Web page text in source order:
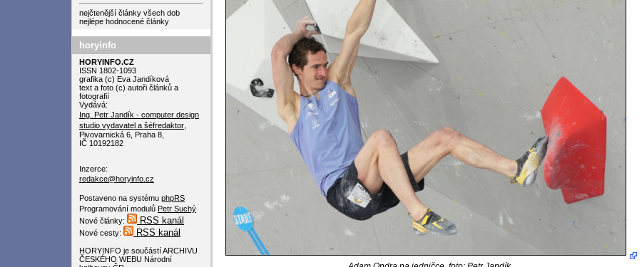
nejčtenější články všech dob
nejlépe hodnocené články
horyinfo
HORYINFO.CZ
ISSN 1802-1093
grafika (c) Eva Jandíková
text a foto (c) autoři článků a
fotografií
Vydává:
Ing. Petr Jandík - computer design
studio vydavatel a šéfredaktor
Pivovarnická 6, Praha 8,
IČ 10192182
Inzerce:
redakce@horyinfo.cz
Postaveno na systému phpRS
Programování modulů Petr Suchý
Nové články:
RSS kanál
Nové cesty: RSS kanál
HORYINFO je součástí ARCHIVU
ČESKÉHO WEBU Národní